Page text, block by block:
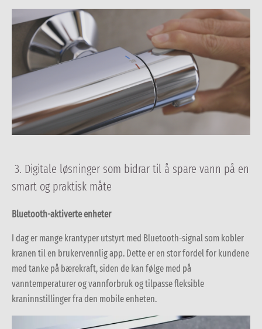
3. Digitale løsninger som bidrar til å spare vann på en
smart og praktisk måte
Bluetooth-aktiverte enheter
I dag er mange krantyper utstyrt med Bluetooth-signal som kobler
kranen til en brukervennlig app. Dette er en stor fordel for kundene
med tanke på bærekraft, siden de kan følge med på
vanntemperaturer og vannforbruk og tilpasse fleksible
kraninnstillinger fra den mobile enheten.